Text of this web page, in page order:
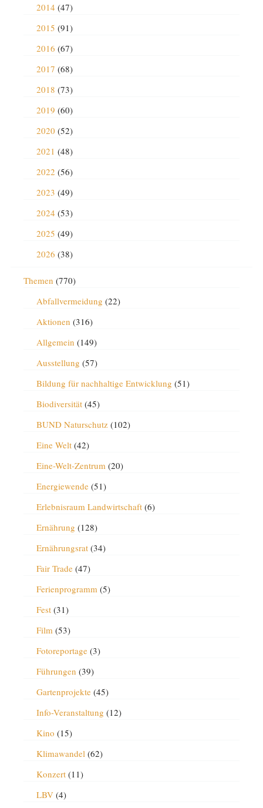
2014 (47)
2015 (91)
2016 (67)
2017 (68)
2018 (73)
2019 (60)
2020 (52)
2021 (48)
2022 (56)
2023 (49)
2024 (53)
2025 (49)
2026 (38)
Themen (770)
Abfallvermeidung (22)
Aktionen (316)
Allgemein (149)
Ausstellung (57)
Bildung für nachhaltige Entwicklung (51)
Biodiversität(45)
BUND Naturschutz(102)
Eine Welt(42)
Eine-Welt-Zentrum (20)
Energiewende(51)
Erlebnisraum Landwirtschaft(6)
Ernährung (128)
Ernährungsrat(34)
Fair Trade(47)
Ferienprogramm (5)
Fest(31)
Film (53)
Fotoreportage(3)
Führungen (39)
Gartenprojekte(45)
Info-Veranstaltung (12)
Kino (15)
Klimawandel (62)
Konzert(11)
LBV(4)